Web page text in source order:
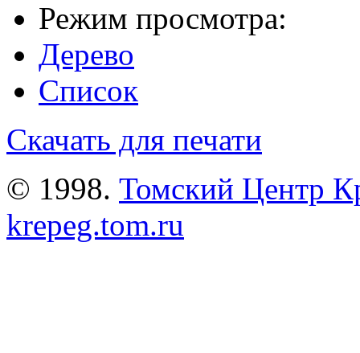
Режим просмотра:
Дерево
Список
Скачать для печати
© 1998. Томский Центр
krepeg.tom.ru